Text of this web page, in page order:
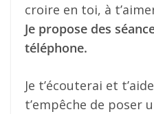
croire en toi, à
Je propose des
téléphone.
Je t’écouterai et
t’empêche de poser